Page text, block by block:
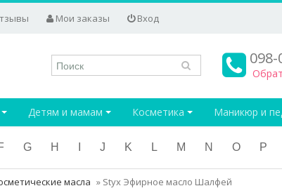
Мои заказы Вход
098-
Детям и мамам Косметика Маникюр и
G H J K L M N O P
масла » Styx Эфирное масло Шалфей